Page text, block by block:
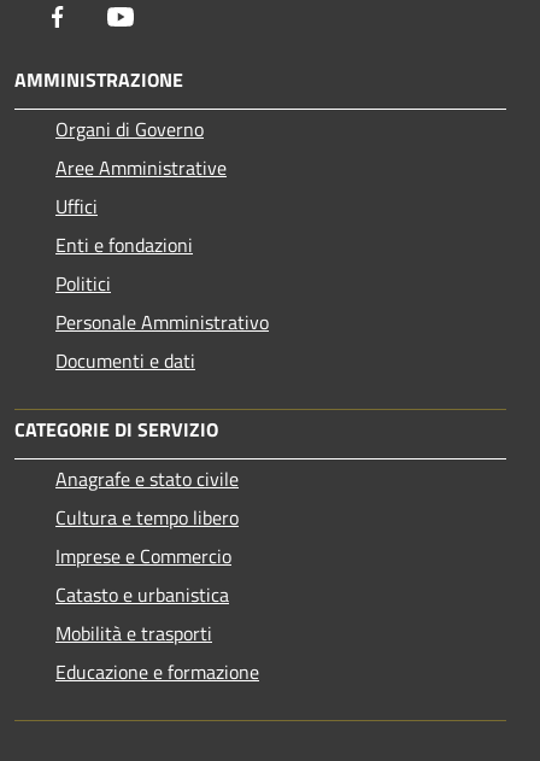
Facebook
AMMINISTRAZIONE
Organi di Governo
Aree Amministrative
Uffici
Enti e fondazioni
Politici
Personale Amministrativo
Documenti e dati
CATEGORIE DI SERVIZIO
Anagrafe e stato civile
Cultura e tempo libero
Imprese e Commercio
Catasto e urbanistica
Mobilità e trasporti
Educazione e formazione